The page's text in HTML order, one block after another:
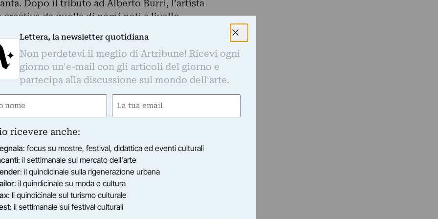
Dopo il tributo ad Alberto Burri, l’artista
da quella di nomi noti a livello
con le proprie emozioni.
attraverso la crudezza dei metalli
di tagliare chirurgicamente ogni emozione,
a nudo, senza il timore dello scorrere di
ad imbrattare le superfici battute dei quadri.
seriale, le creazioni si intrecciano, attraverso
creati, andando a costruire un
di vita.
pittura materica di Damiano Quaranta: i
urbanistici, donano tridimensionalità alle
da più punti di vista, lasciando ad ogni
nel quadro e nell’emozione che
“Vuoti e Pieni – Il dolore nella materia”
al coraggio di guardarsi allo specchio e di
Lettera, la newsletter quotidiana
Non perdetevi il meglio di Artribune! Ricevi ogni
giorno un'e-mail con gli articoli del giorno e
partecipa alla discussione sul mondo dell'arte.
Email
ricevere anche:
: focus su mostre, festival, didattica ed eventi culturali
: il settimanale sul mercato dell'arte
: il quindicinale sulla rigenerazione urbana
: il quindicinale su moda e cultura
: Il quindicinale sul turismo culturale
: il settimanale sui festival culturali